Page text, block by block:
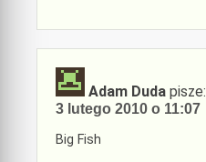
Adam Duda pisze:
3 lutego 2010 o 11:07
Big Fish